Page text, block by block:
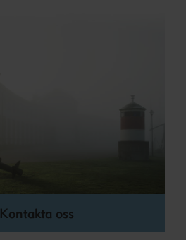
Kontakta oss